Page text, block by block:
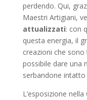
perdendo. Qui,
Maestri Artigiani,
attualizzati: con
questa energia, il
creazioni che
possibile dare una
serbandone intatto
L’esposizione